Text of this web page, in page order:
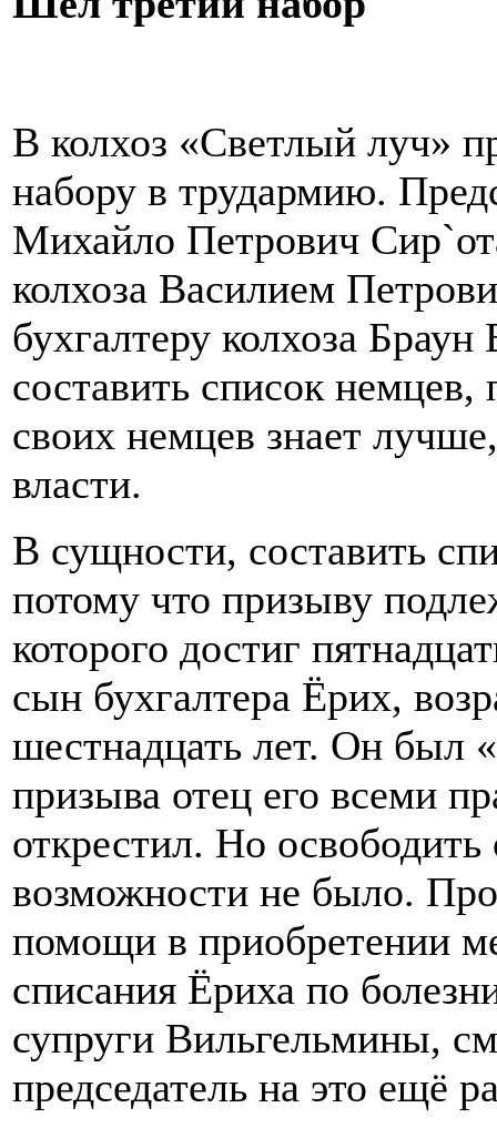
В колхоз «Светлый луч»
набору в трудармию.
Михайло Петрович
колхоза Василием
бухгалтеру колхоза
составить список
своих немцев знает
власти.
В сущности, составить
потому что призыву
которого достиг
сын бухгалтера Ёрих,
шестнадцать лет. Он был
призыва отец его всеми
открестил. Но
возможности не было.
помощи в приобретении
списания Ёриха по
супруги Вильгельмины,
председатель на это ещё